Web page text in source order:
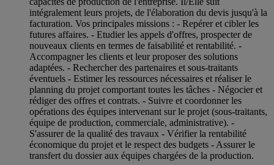
intégralement leurs projets, de l'élaboration du devis jusqu'à la
facturation. Vos principales missions : - Repérer et cibler les
futures affaires. - Etudier les appels d'offres, prospecter de
nouveaux clients en termes de faisabilité et rentabilité. -
Accompagner les clients et leur proposer des solutions
adaptées. - Rechercher des partenaires et sous-traitants
éventuels - Estimer les ressources nécessaires et réaliser le
planning du projet comportant toutes les tâches - Négocier et
rédiger des offres et contrats. - Suivre et coordonner les
opérations des équipes intervenant sur le projet (sous-traitants,
équipe de production, commerciale, administrative). -
S'assurer de la qualité des travaux - Vérifier la rentabilité
économique du projet et le respect des budgets - Assurer le
transfert du dossier aux équipes chargées de la production.